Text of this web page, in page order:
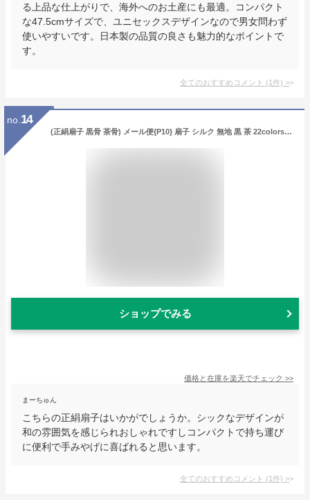
る上品な仕上がりで、海外へのお土産にも最適。コンパクト
な47.5cmサイズで、ユニセックスデザインなので男女問わず
使いやすいです。日本製の品質の良さも魅力的なポイントで
す。
全てのおすすめコメント (1件) >
no. 14
(正絹扇子 黒骨 茶骨) メール便{P10} 扇子 シルク 無地 黒 茶 22colors 男性用 女性用 男女兼用 レディース メンズ
ショップでみる
価格と在庫を楽天でチェック >>
まーちゅん
こちらの正絹扇子はいかがでしょうか。シックなデザインが
和の雰囲気を感じられおしゃれですしコンパクトで持ち運び
に便利で手みやげに喜ばれると思います。
全てのおすすめコメント (1件) >